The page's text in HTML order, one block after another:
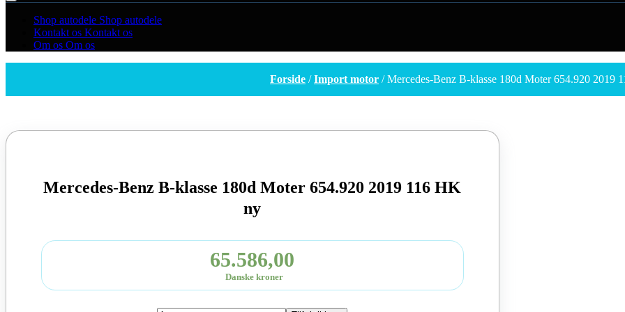
Shop autodele Shop autodele
Kontakt os Kontakt os
Om os Om os
Forside /Import motor / Mercedes-Benz B-klasse 180d Moter 654.920 2019
Mercedes-Benz B-klasse 180d Moter 654.920 2019 116 HK
ny
65.586,00
Danske kroner